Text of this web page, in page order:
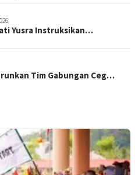
Yusra Instruksikan…
Tim Gabungan Ceg…